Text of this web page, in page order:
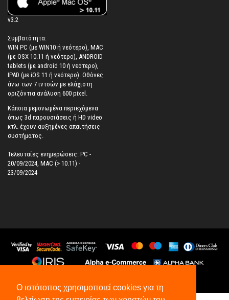
Ο ιστότοπος χρησιμοποιεί cookies για τη
v3.2
Συμβατότητα:
WIN PC (με WIN10 ή νεότερο), MAC
(με OSX 10.11 ή νεότερο), ANDROID
tablets (με android 10 ή νεότερο),
IPAD (με iOS 11 ή νεότερο). Oθόνες
άνω των 7 ιντσών με ελάχιστη
οριζόντια ανάλυση 600 pixel.
Κάποια μεμονωμένα περιεχόμενα
όπως 3d παρουσιάσεις ή HD video
κτλ. έχουν αυξημένες απαιτήσεις
συστήματος.
Τελευταίες ενημερώσεις: PC -
20/09/2024, MAC (> 10.11) -
23/09/2024
©2026All Rights Reserved.